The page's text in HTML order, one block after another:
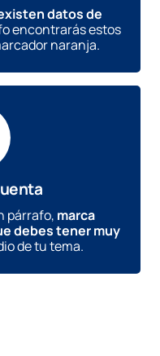
datos de
encontrarás estos
naranja.
párrafo, marca
debes tener muy
de tu tema.